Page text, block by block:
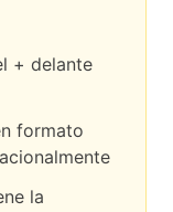
+ delante
formato
la